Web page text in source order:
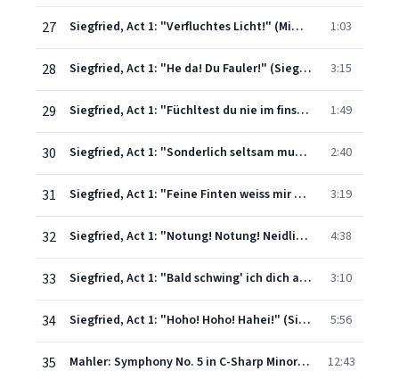
27 Siegfried, Act 1: "Verfluchtes Licht!" (Mime) 1:03
28 Siegfried, Act 1: "He da! Du Fauler!" (Siegfried, Mime) 3:15
29 Siegfried, Act 1: "Füchltest du nie im finstren Wald" (Mime) 1:49
30 Siegfried, Act 1: "Sonderlich seltsam muss das sein!" (Siegfried, Mime) 2:40
31 Siegfried, Act 1: "Feine Finten weiss mir der Faule" (Siegfried, Mime) 3:19
32 Siegfried, Act 1: "Notung! Notung! Neidliches Schwert!" (Siegfried, Mime) 4:38
33 Siegfried, Act 1: "Bald schwing' ich dich als mein Schwert!" (Siegfreid, Mime) 3:10
34 Siegfried, Act 1: "Hoho! Hoho! Hahei!" (Siegfried, Mime) 5:56
35 Mahler: Symphony No. 5 in C-Sharp Minor: I. Trauermarsch 12:43